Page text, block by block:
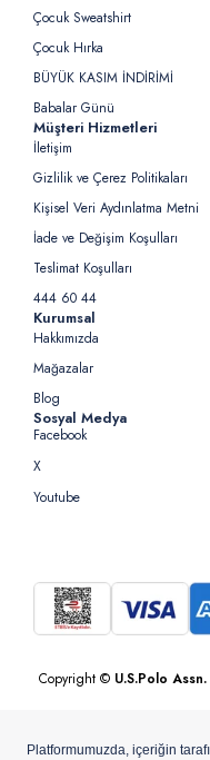
Çocuk Sweatshirt
Çocuk Hırka
BÜYÜK KASIM İNDİRİMİ
Babalar Günü
Müşteri Hizmetleri
İletişim
Gizlilik ve Çerez Politikaları
Kişisel Veri Aydınlatma Metni
İade ve Değişim Koşulları
Teslimat Koşulları
444 60 44
Kurumsal
Hakkımızda
Mağazalar
Blog
Sosyal Medya
Facebook
X
Youtube
Copyright © U.S.Polo Assn.